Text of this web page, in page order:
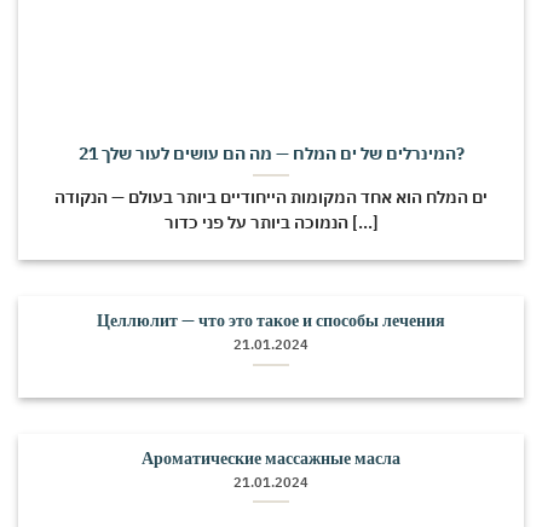
21 המינרלים של ים המלח — מה הם עושים לעור שלך?
ים המלח הוא אחד המקומות הייחודיים ביותר בעולם — הנקודה
הנמוכה ביותר על פני כדור [...]
Целлюлит — что это такое и способы лечения
21.01.2024
Ароматические массажные масла
21.01.2024